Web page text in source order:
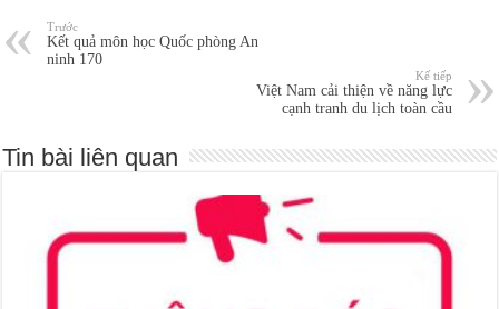
Trước
Kết quả môn học Quốc phòng An
ninh 170
Kế tiếp
Việt Nam cải thiện về năng lực
cạnh tranh du lịch toàn cầu
Tin bài liên quan